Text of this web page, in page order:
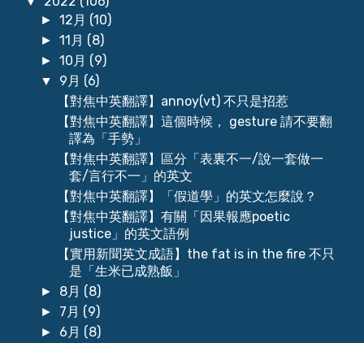
►12月 (10)
►11月 (8)
►10月 (9)
▼ 9月 (6)
【對焦中英翻譯】annoy(vt) 不只是招惹
【對焦中英翻譯】這個時候， gesture 請不要翻
譯為「手勢」
【對焦中英翻譯】區分「表裏不一/說一套做一
套/言行不一」的英文
【對焦中英翻譯】「假道學」的英文怎麼說？
【對焦中英翻譯】有關「因果報應poetic
justice」的英文語例
【實用新聞英文成語】the fat is in the fire 不只
是「生米已成熟飯」
► 8月 (8)
► 7月 (9)
► 6月 (8)